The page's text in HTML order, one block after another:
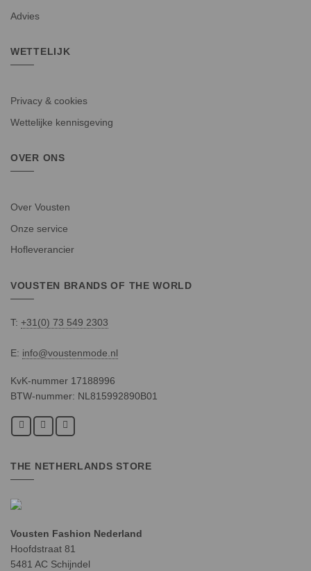
Advies
WETTELIJK
Privacy & cookies
Wettelijke kennisgeving
OVER ONS
Over Vousten
Onze service
Hofleverancier
VOUSTEN BRANDS OF THE WORLD
T: +31(0) 73 549 2303
E: info@voustenmode.nl
KvK-nummer 17188996
BTW-nummer: NL815992890B01
THE NETHERLANDS STORE
Vousten Fashion Nederland
Hoofdstraat 81
5481 AC Schijndel